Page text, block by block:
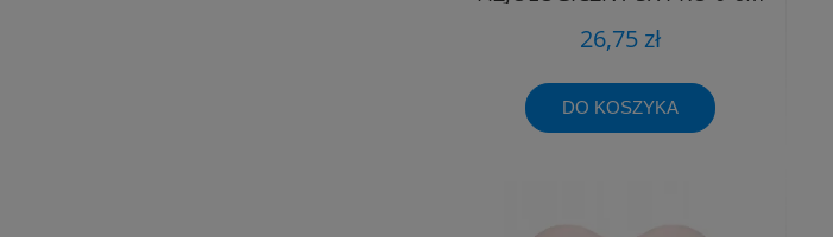
26,75 zł
DO KOSZYKA